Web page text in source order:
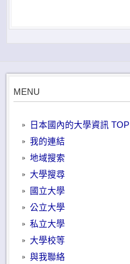
MENU
日本國內的大學資訊 TOP
我的連結
地域搜索
大學搜尋
國立大學
公立大學
私立大學
大學校等
與我聯絡